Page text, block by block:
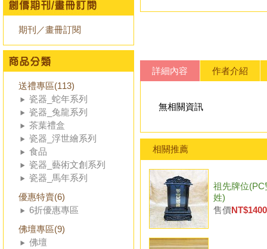
期刊／畫冊訂閱
送禮專區(113)
瓷器_蛇年系列
瓷器_兔龍系列
茶葉禮盒
瓷器_浮世繪系列
食品
瓷器_藝術文創系列
瓷器_馬年系列
優惠特賣(6)
6折優惠專區
佛壇專區(9)
佛壇
詳細內容 作者介紹
無相關資訊
相關推薦
祖先牌位(PC
姓)
售價NT$1400